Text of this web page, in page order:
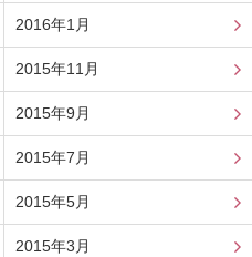
2016年1月
2015年11月
2015年9月
2015年7月
2015年5月
2015年3月